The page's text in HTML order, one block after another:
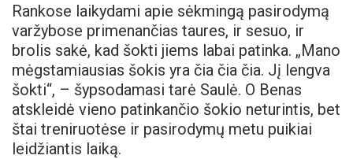
Rankose laikydami apie sėkmingą pasirodymą
varžybose primenančias taures, ir sesuo, ir
brolis sakė, kad šokti jiems labai patinka. „Mano
mėgstamiausias šokis yra čia čia čia. Jį lengva
šokti“, – šypsodamasi tarė Saulė. O Benas
atskleidė vieno patinkančio šokio neturintis, bet
štai treniruotėse ir pasirodymų metu puikiai
leidžiantis laiką.